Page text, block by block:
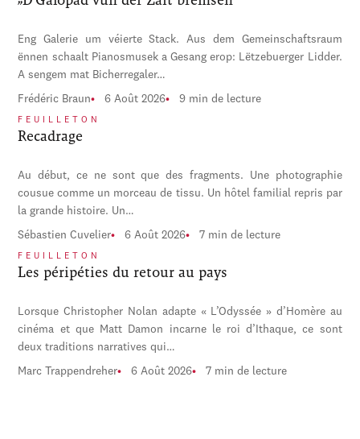
Eng Galerie um véierte Stack. Aus dem Gemeinschaftsraum
ënnen schaalt Pianosmusek a Gesang erop: Lëtzebuerger Lidder.
A sengem mat Bicherregaler…
Frédéric Braun 6 Août 2026 9 min de lecture
FEUILLETON
Recadrage
Au début, ce ne sont que des fragments. Une photographie
cousue comme un morceau de tissu. Un hôtel familial repris par
la grande histoire. Un…
Sébastien Cuvelier 6 Août 2026 7 min de lecture
FEUILLETON
Les péripéties du retour au pays
Lorsque Christopher Nolan adapte « L’Odyssée » d’Homère au
cinéma et que Matt Damon incarne le roi d’Ithaque, ce sont
deux traditions narratives qui…
Marc Trappendreher 6 Août 2026 7 min de lecture